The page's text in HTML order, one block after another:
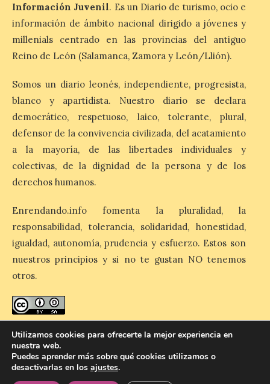
Patrimonio Nacional
cancela la temporada de
fuentes de La Granja ante
la escasez de agua
Esta medida afecta a los
espectáculos nocturnos
de la Fuente Baños de
Diana previstos para los
días 8, 15 y 22 de agosto,
así como al encendido extraordinario del
día 25. La reserva de agua en el estanque
El Descenso Internacional
del Sella arranca con el
homenaje a los campeones
y el izado de las banderas
autonómicas
La 88.ª edición del
Descenso Internacional
1.291 palistas distribuidos
en 874 embarcaciones,
con representación de 22 países,
Información Juvenil. Es un Diario de turismo, ocio e
información de ámbito nacional dirigido a jóvenes y
millenials centrado en las provincias del antiguo
Reino de León (Salamanca, Zamora y León/Llión).
Somos un diario leonés, independiente, progresista,
blanco y apartidista. Nuestro diario se declara
democrático, respetuoso, laico, tolerante, plural,
defensor de la convivencia civilizada, del acatamiento
a la mayoría, de las libertades individuales y
colectivas, de la dignidad de la persona y de los
derechos humanos.
Enrendando.info fomenta la pluralidad, la
responsabilidad, tolerancia, solidaridad, honestidad,
igualdad, autonomía, prudencia y esfuerzo. Estos son
nuestros principios y si no te gustan NO tenemos
otros.
Reconocimiento-CompartirIgual 4.0 Internacional
Utilizamos cookies para ofrecerte la mejor experiencia en
nuestra web.
Puedes aprender más sobre qué cookies utilizamos o
desactivarlas en los ajustes.